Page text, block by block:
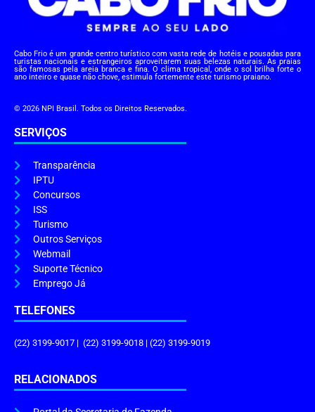
Cabo Frio é um grande centro turístico com vasta rede de hotéis e pousadas para
turistas nacionais e estrangeiros aproveitarem suas belezas naturais. As praias
são famosas pela areia branca e fina. O clima tropical, onde o sol brilha forte o
ano inteiro e quase não chove, estimula fortemente este turismo praiano.
© 2026 NPI Brasil. Todos os Direitos Reservados.
SERVIÇOS
Transparência
IPTU
Concursos
ISS
Turismo
Outros Serviços
Webmail
Suporte Técnico
Emprego Já
TELEFONES
(22) 3199-9017 | (22) 3199-9018 | (22) 3199-9019
RELACIONADOS